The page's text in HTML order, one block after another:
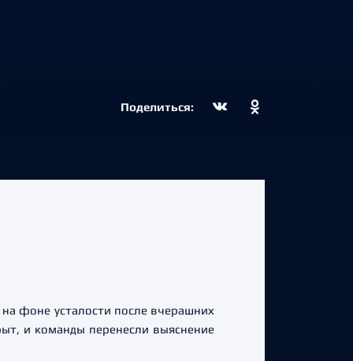
Поделиться:
фоне усталости после вчерашних
и команды перенесли выяснение